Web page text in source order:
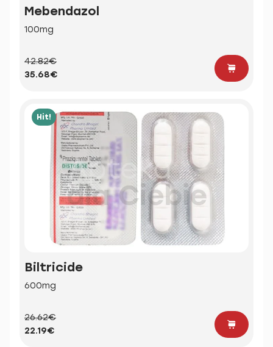
Mebendazol
100mg
42.82€
35.68€
Hit!
Biltricide
600mg
26.62€
22.19€